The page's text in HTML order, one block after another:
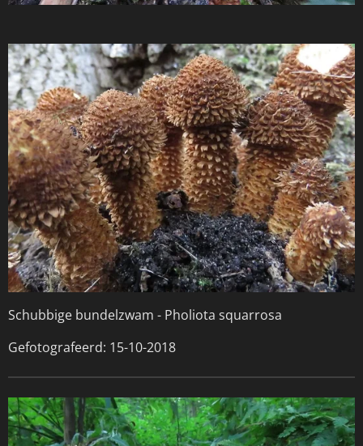
Schubbige bundelzwam - Pholiota squarrosa
Gefotografeerd: 15-10-2018